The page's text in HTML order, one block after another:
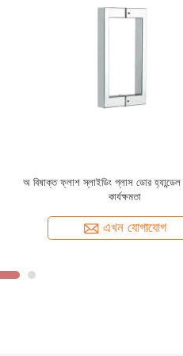
সিঁড়ি সংস্কার সিঁড়ি কলাম অ্যালুমিনিয়াম ব্রাস
ব্যালকনি সিঁড়ি কলাম
এখন যোগাযোগ